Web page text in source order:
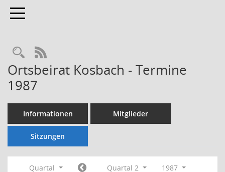
Toggle navigation
Rechercheauswahl
RSS-Feed
Ortsbeirat Kosbach - Termine
1987
Informationen Mitglieder
Sitzungen
Quartal Quartal 2
1987